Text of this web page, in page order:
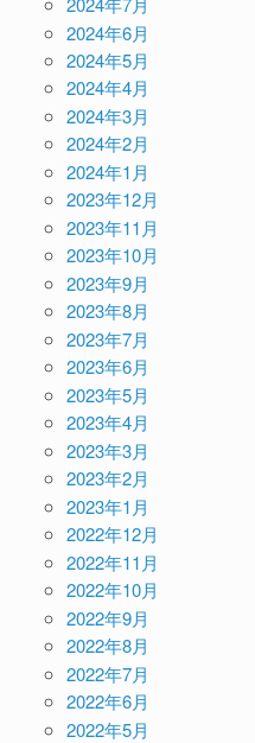
2024年6月
2024年5月
2024年4月
2024年3月
2024年2月
2024年1月
2023年12月
2023年11月
2023年10月
2023年9月
2023年8月
2023年7月
2023年6月
2023年5月
2023年4月
2023年3月
2023年2月
2023年1月
2022年12月
2022年11月
2022年10月
2022年9月
2022年8月
2022年7月
2022年6月
2022年5月